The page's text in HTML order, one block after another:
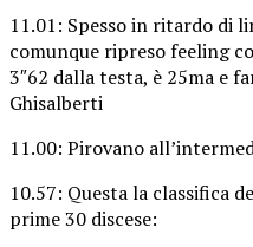
11.01: Spesso in ritardo di
comunque ripreso feeling
3″62 dalla testa, è 25ma e
Ghisalberti
11.00: Pirovano
10.57: Questa la classifica
prime 30 discese: